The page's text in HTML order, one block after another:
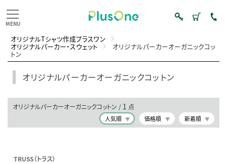
オリジナルTシャツ作成プラスワン
オリジナルパーカー・スウェット オリジナルパーカーオーガニックコッ
トン
オリジナルパーカーオーガニックコットン
オリジナルパーカーオーガニックコットン / 1 点
人気順 価格順 新着順
TRUSS（トラス）